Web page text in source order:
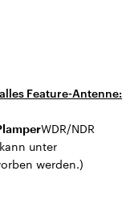
Feature-Antenne:
WDR/NDR
unter
werden.)